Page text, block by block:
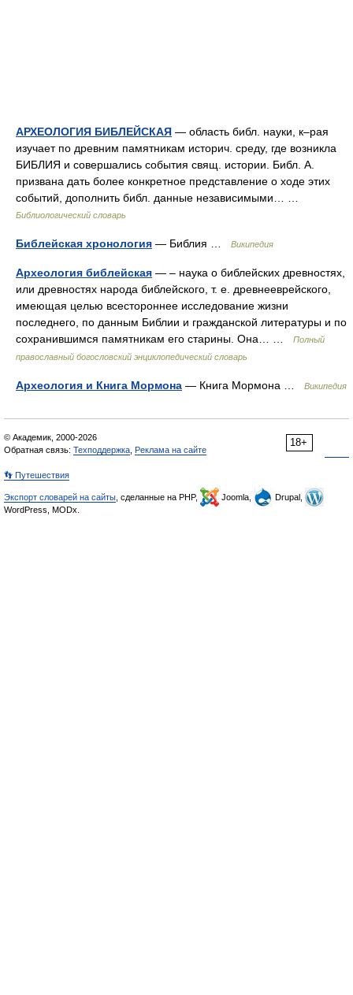
АРХЕОЛОГИЯ БИБЛЕЙСКАЯ — область библ. науки, к–рая
изучает по древним памятникам историч. среду, где возникла
БИБЛИЯ и совершались события свящ. истории. Библ. А.
призвана дать более конкретное представление о ходе этих
событий, дополнить библ. данные независимыми… …
Библиологический словарь
Библейская хронология — Библия … Википедия
Археология библейская — – наука о библейских древностях,
или древностях народа библейского, т. е. древнееврейского,
имеющая целью всестороннее исследование жизни
последнего, по данным Библии и гражданской литературы и по
сохранившимся памятникам его старины. Она… …
Полный
православный богословский энциклопедический словарь
Археология и Книга Мормона — Книга Мормона … Википедия
18+
© Академик, 2000-2026
Обратная связь: Техподдержка Реклама на сайте
👣 Путешествия
Экспорт словарей на сайты , сделанные на PHP, Joomla,
Drupal,
WordPress, MODx.